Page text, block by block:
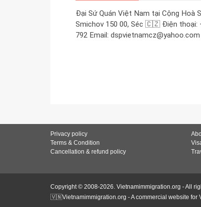
Đại Sứ Quán Việt Nam tại Cộng
Smichov 150 00, Séc 🇨🇿 Điện thoại:
792 Email:
Privacy policy
Terms & Condition
Cancellation & refund policy
Copyright © 2008-2026. Vietnamimmigration.org - All
🇻🇳Vietnamimmigration.org - A commercial website for